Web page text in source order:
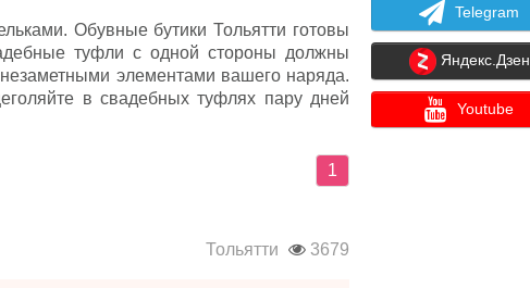
Обувные бутики Тольятти готовы
туфли с одной стороны должны
элементами вашего наряда.
в свадебных туфлях пару дней
1
Тольятти 3679
Telegram
Яндекс.Дзен
Youtube